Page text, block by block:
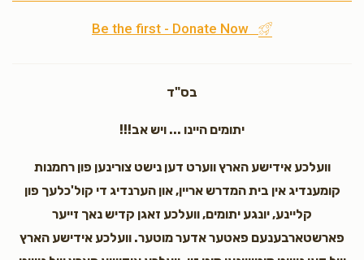
3 מאל ח"י
Be the first - Donate Now
בס"ד
יתומים היינו ... ויש אב!!!
וועלכע אידישע הארץ ווערט דען נישט צורינען פון רחמנות
קומענדיג אין בית המדרש אריין, און הערנדיג די קול'כלעך פון
קליינע, יונגע יתומים, וועלכע זאגן קדיש נאך זייער
פארשטארבענעם פאטער אדער מוטער. וועלכע אידישע הארץ